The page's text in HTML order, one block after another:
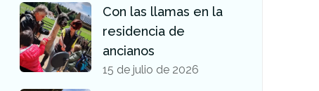
Con las llamas en la
residencia de
ancianos
15 de julio de 2026